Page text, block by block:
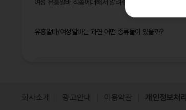
유흥알바/여성알바는 과연 어떤 종류들이 있을까?
회사소개 광고안내 이용약관 개인정보처